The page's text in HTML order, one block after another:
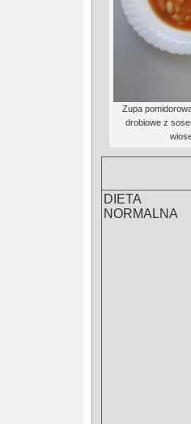
Zupa
drobiowe z
DIETA
NORMALNA